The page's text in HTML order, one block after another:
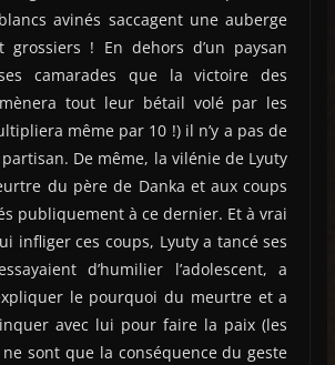
avinés saccagent une auberge
grossiers ! En dehors d’un paysan
camarades que la victoire des
tout leur bétail volé par les
même par 10 !) il n’y a pas de
De même, la vilénie de Lyuty
du père de Danka et aux coups
publiquement à ce dernier. Et à vrai
infliger ces coups, Lyuty a tancé ses
d’humilier l’adolescent, a
le pourquoi du meurtre et a
avec lui pour faire la paix (les
sont que la conséquence du geste